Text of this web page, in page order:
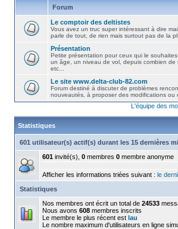
Forum
Le comptoir des deltistes
Vous avez un truc super intéressant à dire
parle de tout, de rien mais surtout pas de la
Présentation
Petite présentation pour ceux qui le
un âge, un niveau de vol, depuis combien de
etc...
Le site www.delta-club-82.com
Forum destiné à discuter de problèmes
nouveautés, à proposer des modifications ou
L'équipe des
Statistiques
601 utilisateur(s) actif(s) durant les 15 dernières
601 invité(s), 0 membres 0 membre anonyme
Afficher les informations triées suivant : le
Statistiques
Nos membres ont écrit un total de 24533
Nous avons 608 membres inscrits
Le membre le plus récent est lau
Le nombre maximum d'utilisateurs en ligne